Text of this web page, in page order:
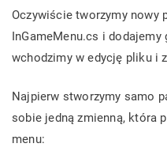
Oczywiście tworzymy nowy
InGameMenu.cs i dodajemy
wchodzimy w edycję pliku i
Najpierw stworzymy samo
sobie jedną zmienną, która
menu: